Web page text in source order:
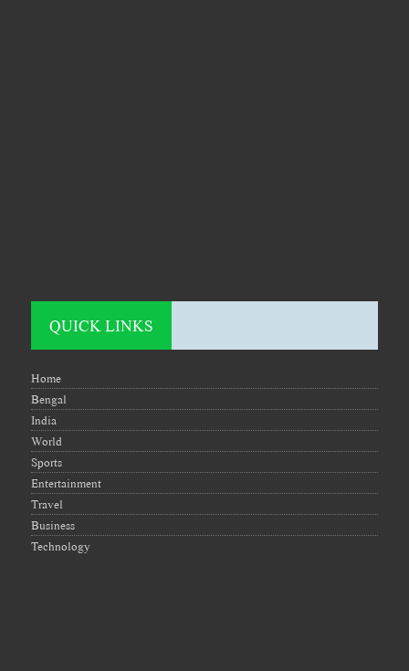
QUICK LINKS
Home
Bengal
India
World
Sports
Entertainment
Travel
Business
Technology